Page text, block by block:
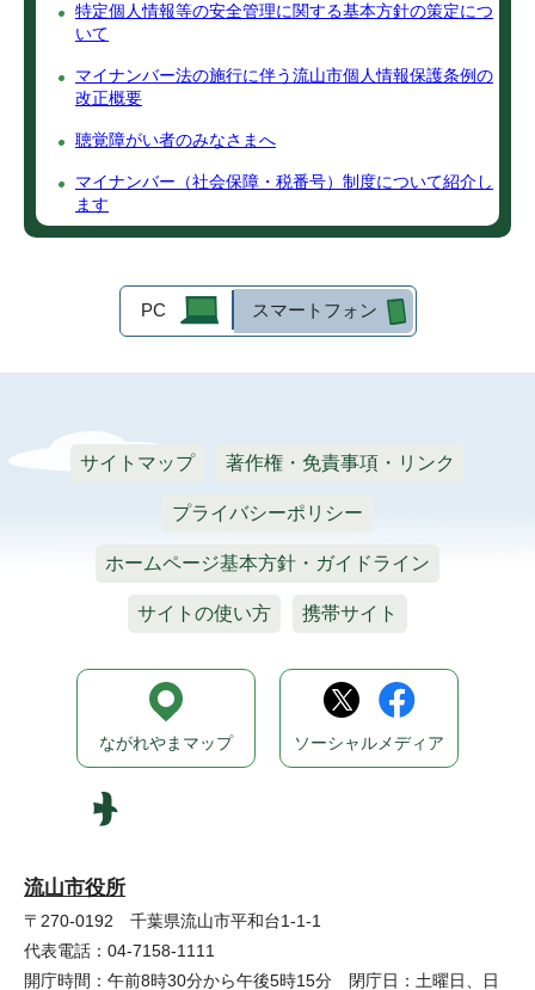
特定個人情報等の安全管理に関する基本方針の策定につ
いて
マイナンバー法の施行に伴う流山市個人情報保護条例の
改正概要
聴覚障がい者のみなさまへ
マイナンバー（社会保障・税番号）制度について紹介し
ます
PC スマートフォン
サイトマップ 著作権・免責事項・リンク
プライバシーポリシー
ホームページ基本方針・ガイドライン
サイトの使い方 携帯サイト
流山市役所
〒270-0192 千葉県流山市平和台1-1-1
代表電話：04-7158-1111
開庁時間：午前8時30分から午後5時15分 閉庁日：土曜日、日
ながれやまマップ ソーシャルメディア